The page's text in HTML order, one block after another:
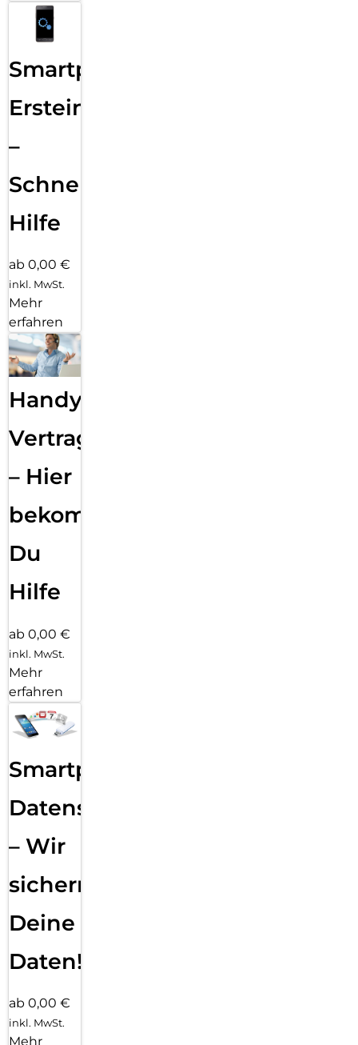
Smartphone
Ersteinrichtung
–
Schnelle
Hilfe
ab 0,00 €
inkl. MwSt.
Mehr
erfahren
Handy
Vertragsabwicklung
– Hier
bekommst
Du
Hilfe
ab 0,00 €
inkl. MwSt.
Mehr
erfahren
Smartphone
Datensicherung
– Wir
sichern
Deine
Daten!
ab 0,00 €
inkl. MwSt.
Mehr